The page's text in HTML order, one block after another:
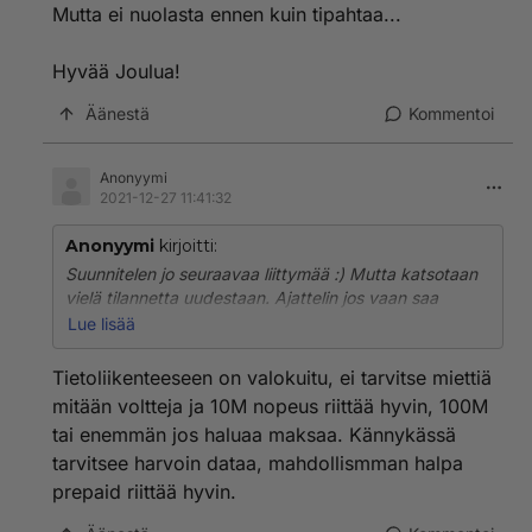
Mutta ei nuolasta ennen kuin tipahtaa...
Hyvää Joulua!
Äänestä Kommentoi
Anonyymi
2021-12-27 11:41:32
Anonyymi kirjoitti:
Suunnitelen jo seuraavaa liittymää :) Mutta katsotaan
vielä tilannetta uudestaan. Ajattelin jos vaan saa
kohtuullisella hinnilla Telian 5G 450M liittymän. Tosin
käytössä. Mutta se ei ole välttämätön.VoLTE/VoWiFi
tuettujenlaitteidenlistalta löytyy Motorola Moto G100
5G. Joten niitten pitäisi toimia. Telian Prepaidilä (300
Mbs) kokeillut että täällä toimii myöskin Telian 5G
verkko. Jos muutaisi tuon prepaidin laskuliittymäksi?
Numero muuttuisi muutaman vuoden ollut jo nykyinen
Lue lisää
Tietoliikenteeseen on valokuitu, ei tarvitse miettiä
mitään voltteja ja 10M nopeus riittää hyvin, 100M
tai enemmän jos haluaa maksaa. Kännykässä
tarvitsee harvoin dataa, mahdollismman halpa
prepaid riittää hyvin.